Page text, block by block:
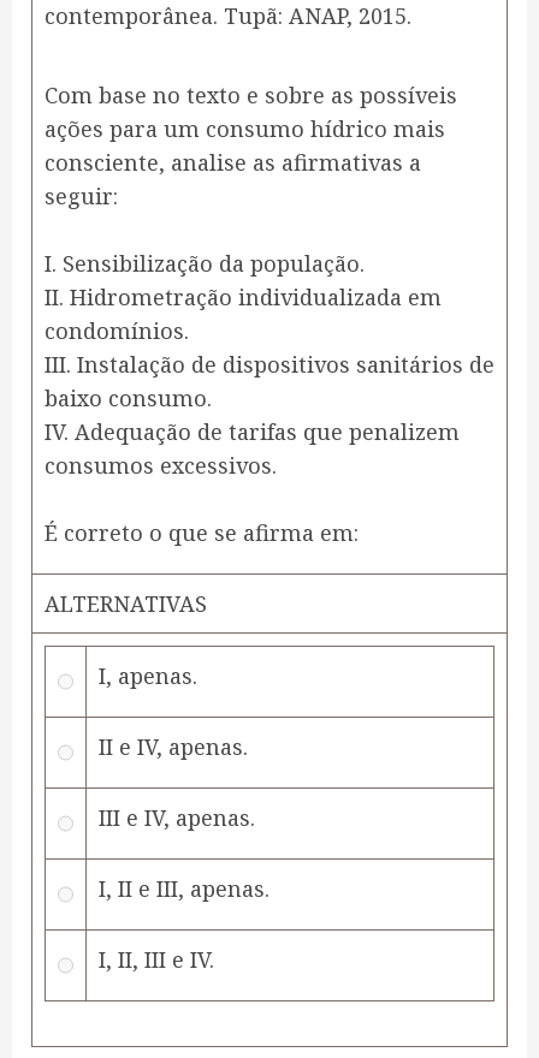
contemporânea. Tupã: ANAP, 2015.
Com base no texto e sobre as possíveis
ações para um consumo hídrico mais
consciente, analise as afirmativas a
seguir:
I. Sensibilização da população.
II. Hidrometração individualizada em
condomínios.
III. Instalação de dispositivos sanitários de
baixo consumo.
IV. Adequação de tarifas que penalizem
consumos excessivos.
É correto o que se afirma em:
ALTERNATIVAS
I, apenas.
II e IV, apenas.
III e IV, apenas.
I, II e III, apenas.
I, II, III e IV.